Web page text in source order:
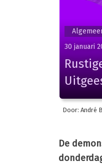
30 januari
Door: André
De